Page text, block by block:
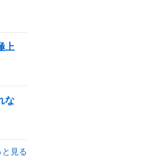
上
な
見る